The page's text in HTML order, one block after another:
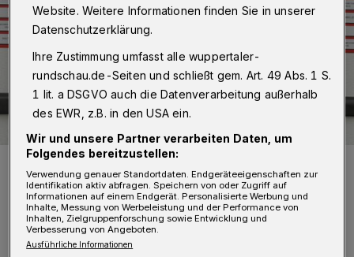
Daniel López de la Rosa trägt künftig das Trikot des FSV.
Foto: FSV
Website. Weitere Informationen finden Sie in unserer
Datenschutzerklärung.
Ihre Zustimmung umfasst alle wuppertaler-
rundschau.de-Seiten und schließt gem. Art. 49 Abs. 1 S.
1 lit. a DSGVO auch die Datenverarbeitung außerhalb
des EWR, z.B. in den USA ein.
Wir und unsere Partner verarbeiten Daten, um
Folgendes bereitzustellen:
Verwendung genauer Standortdaten. Endgeräteeigenschaften zur
Identifikation aktiv abfragen. Speichern von oder Zugriff auf
Informationen auf einem Endgerät. Personalisierte Werbung und
Inhalte, Messung von Werbeleistung und der Performance von
Inhalten, Zielgruppenforschung sowie Entwicklung und
Verbesserung von Angeboten.
Ausführliche Informationen